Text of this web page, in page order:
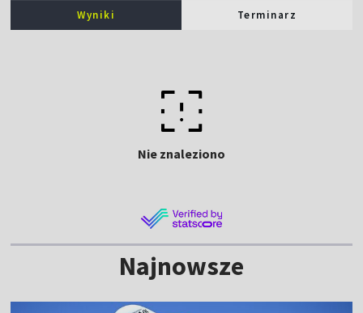
Wyniki Terminarz
Nie znaleziono
Najnowsze